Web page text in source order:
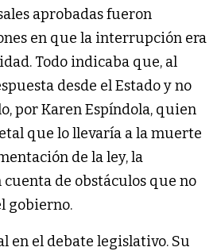
aprobadas fueron
en que la interrupción era
Todo indicaba que, al
desde el Estado y no
por Karen Espíndola, quien
que lo llevaría a la muerte
de la ley, la
de obstáculos que no
gobierno.
en el debate legislativo. Su